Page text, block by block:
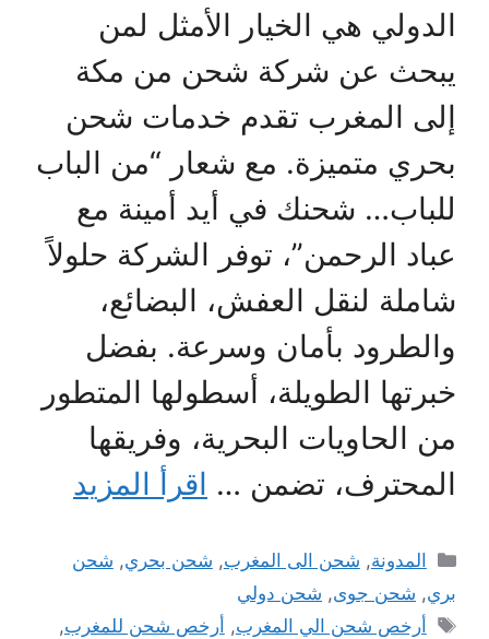
الدولي هي الخيار الأمثل لمن
يبحث عن شركة شحن من مكة
إلى المغرب تقدم خدمات شحن
بحري متميزة. مع شعار “من الباب
للباب… شحنك في أيد أمينة مع
عباد الرحمن”، توفر الشركة حلولاً
شاملة لنقل العفش، البضائع،
والطرود بأمان وسرعة. بفضل
خبرتها الطويلة، أسطولها المتطور
من الحاويات البحرية، وفريقها
المحترف، تضمن … اقرأ المزيد
التصنيفات
المدونة, شحن الى المغرب, شحن بحري, شحن
بري, شحن جوى, شحن دولي
الوسوم
أرخص شحن الي المغرب, أرخص شحن للمغرب,